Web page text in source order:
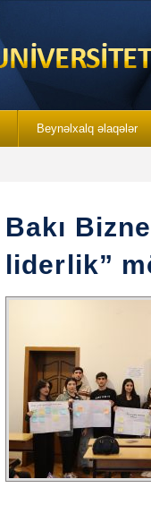
Beynəlxalq əlaqələr
Bakı
liderlik”